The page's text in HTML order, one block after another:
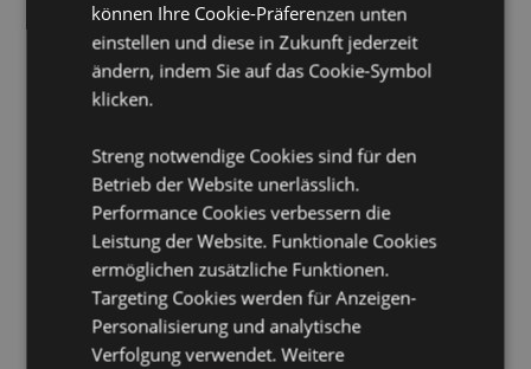
Material: Dolomitkeramik
Produkthinweis:Der Inhalt kann durch eine Öffnung
mit Stöpsel auf der Unterseite geleert werden.
Möchten Sie mehr über den Einkauf bei Puckator
erfahren?Dann lesen Sie unserenLeitfaden für
Kundeninformationen.
Produktattribute
Information
5055071747700
24
können Ihre Cookie-Präferenzen unten
einstellen und diese in Zukunft jederzeit
ändern, indem Sie auf das Cookie-Symbol
klicken.
Streng notwendige Cookies sind für den
Betrieb der Website unerlässlich.
Performance Cookies verbessern die
Leistung der Website. Funktionale Cookies
ermöglichen zusätzliche Funktionen.
Targeting Cookies werden für Anzeigen-
Personalisierung und analytische
Verfolgung verwendet. Weitere